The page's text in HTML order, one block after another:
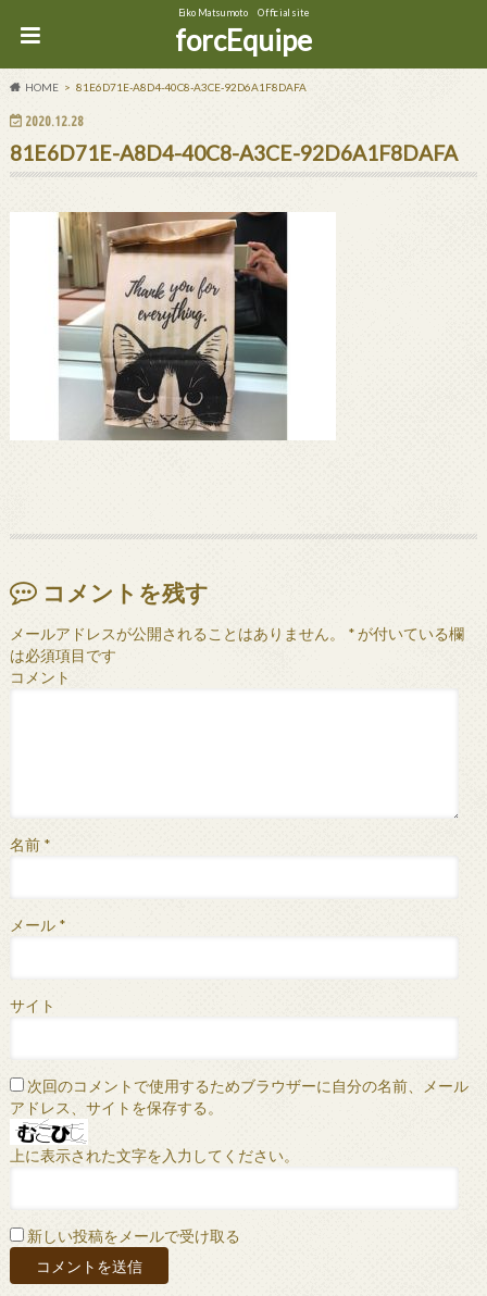
Eiko Matsumoto Official site
forcEquipe
HOME 81E6D71E-A8D4-40C8-A3CE-92D6A1F8DAFA
2020.12.28
81E6D71E-A8D4-40C8-A3CE-92D6A1F8DAFA
コメントを残す
メールアドレスが公開されることはありません。 *が付いている欄
は必須項目です
コメント
名前 *
メール *
サイト
次回のコメントで使用するためブラウザーに自分の名前、メール
アドレス、サイトを保存する。
上に表示された文字を入力してください。
新しい投稿をメールで受け取る